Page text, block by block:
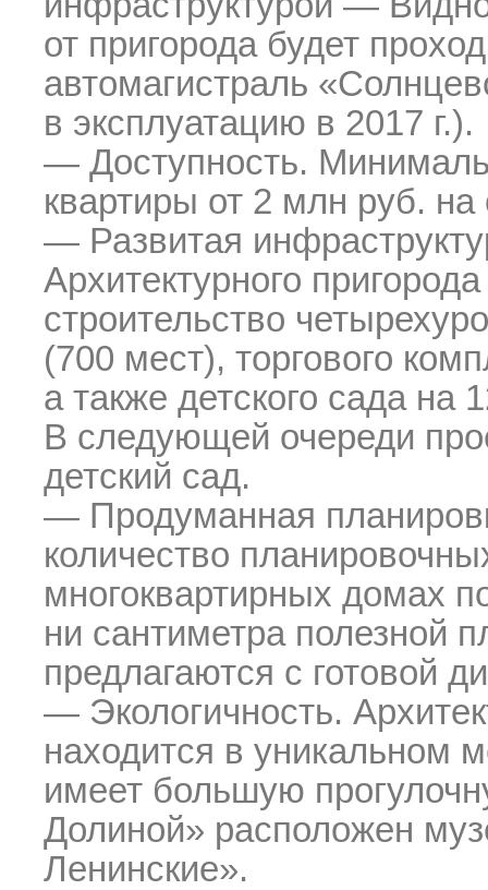
от пригорода будет
автомагистраль
в эксплуатацию в 2017 г.).
— Доступность.
квартиры от 2 млн руб. на
— Развитая
Архитектурного
строительство
(700 мест), торгового
а также детского сада на
В следующей очереди
детский сад.
— Продуманная
количество
многоквартирных домах
ни сантиметра полезной
предлагаются с готовой
— Экологичность.
находится в уникальном
имеет большую
Долиной» расположен
Ленинские».